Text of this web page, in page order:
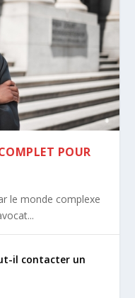
POUR
le monde complexe
il contacter un